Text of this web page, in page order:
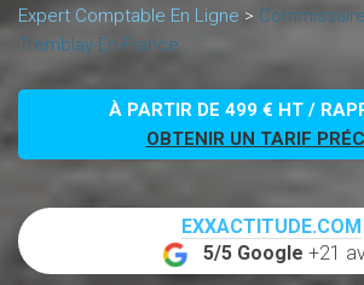
Expert Comptable En Ligne >
Tremblay-En-France
À PARTIR DE 499 € HT /
OBTENIR UN TARIF
EXXACTITUDE.COM
5/5 Google +21